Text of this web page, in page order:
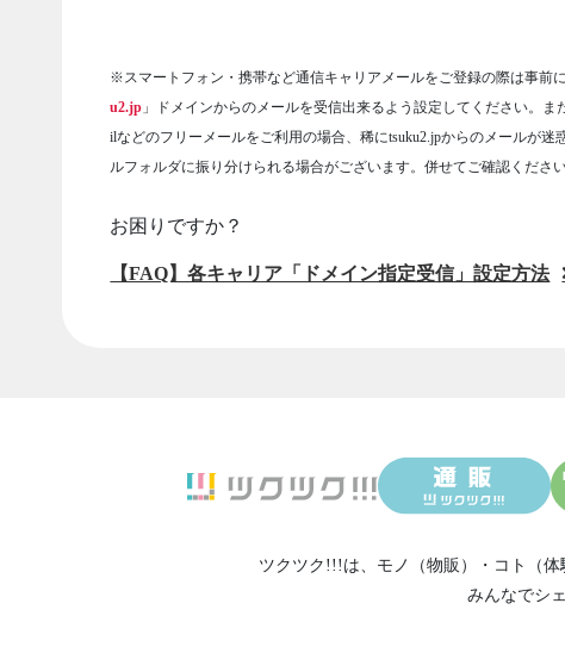
※スマートフォン・携帯など通信キャリアメールをご登録の際は事前
u2.jp 」ドメインからのメールを受信出来るよう設定してください。ま
ilなどのフリーメールをご利用の場合、稀にtsuku2.jpからのメールが迷
ルフォルダに振り分けられる場合がございます。併せてご確認ください
お困りですか？
【FAQ】各キャリア「ドメイン指定受信」設定方法
ツクツク!!!は、 モノ（物販） ・ コト（体
みんなでシ